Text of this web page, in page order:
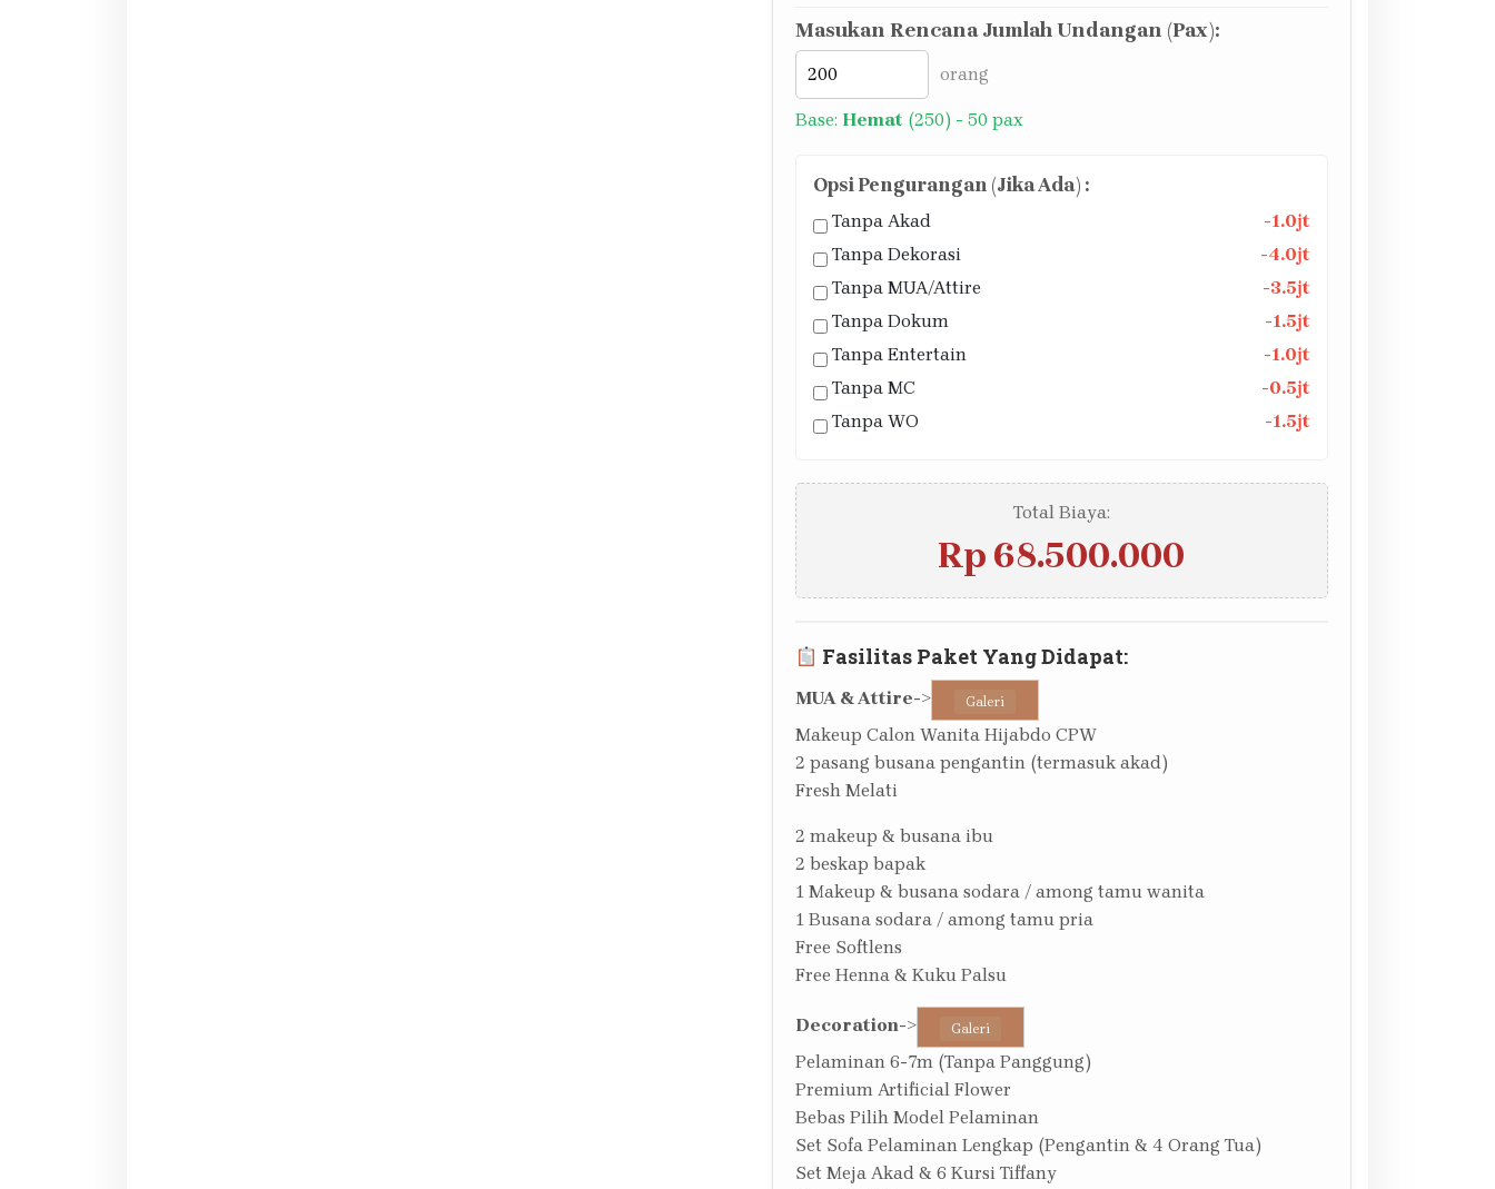
Masukan Rencana Jumlah Undangan (Pax):
orang
Base: Hemat (250) - 50 pax
Opsi Pengurangan (Jika Ada) :
Tanpa Akad
-1.0jt
Tanpa Dekorasi
-4.0jt
Tanpa MUA/Attire
-3.5jt
Tanpa Dokum
-1.5jt
Tanpa Entertain
-1.0jt
Tanpa MC
-0.5jt
Tanpa WO
-1.5jt
Total Biaya:
Rp 68.500.000
Fasilitas Paket Yang Didapat:
MUA & Attire-> Galeri
Makeup Calon Wanita Hijabdo CPW
2 pasang busana pengantin (termasuk akad)
Fresh Melati
2 makeup & busana ibu
2 beskap bapak
1 Makeup & busana sodara / among tamu wanita
1 Busana sodara / among tamu pria
Free Softlens
Free Henna & Kuku Palsu
Decoration-> Galeri
Pelaminan 6-7m (Tanpa Panggung)
Premium Artificial Flower
Bebas Pilih Model Pelaminan
Set Sofa Pelaminan Lengkap (Pengantin & 4 Orang Tua)
Set Meja Akad & 6 Kursi Tiffany